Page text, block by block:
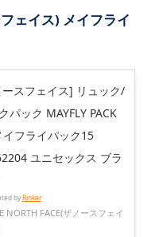
ェイス) メイフライ
スフェイス] リュック/
パック MAYFLY PACK
イフライパック15
ユニセックス ブラ
byRinker
NORTH FACE(ザノースフェイ